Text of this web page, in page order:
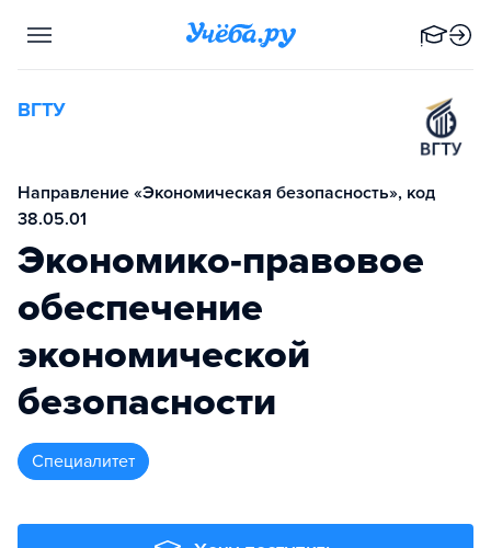
ВГТУ
Направление «Экономическая безопасность», код
38.05.01
Экономико-правовое
обеспечение
экономической
безопасности
специалитет